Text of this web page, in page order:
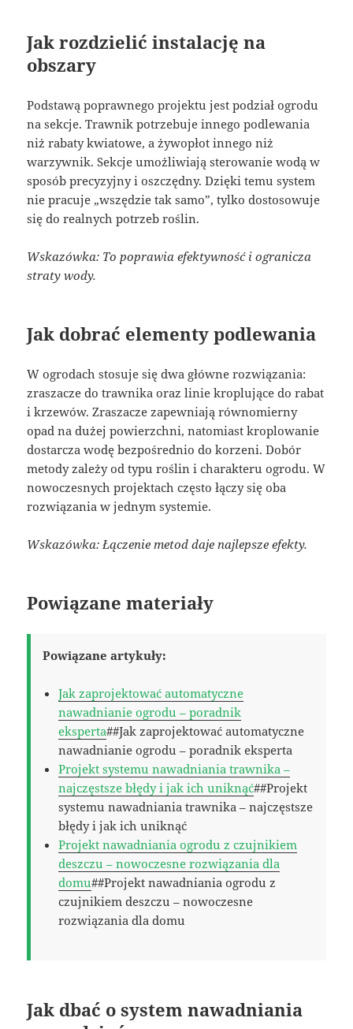
Jak rozdzielić instalację na
obszary
Podstawą poprawnego projektu jest podział ogrodu
na sekcje. Trawnik potrzebuje innego podlewania
niż rabaty kwiatowe, a żywopłot innego niż
warzywnik. Sekcje umożliwiają sterowanie wodą w
sposób precyzyjny i oszczędny. Dzięki temu system
nie pracuje „wszędzie tak samo”, tylko dostosowuje
się do realnych potrzeb roślin.
Wskazówka: To poprawia efektywność i ogranicza
straty wody.
Jak dobrać elementy podlewania
W ogrodach stosuje się dwa główne rozwiązania:
zraszacze do trawnika oraz linie kroplujące do rabat
i krzewów. Zraszacze zapewniają równomierny
opad na dużej powierzchni, natomiast kroplowanie
dostarcza wodę bezpośrednio do korzeni. Dobór
metody zależy od typu roślin i charakteru ogrodu. W
nowoczesnych projektach często łączy się oba
rozwiązania w jednym systemie.
Wskazówka: Łączenie metod daje najlepsze efekty.
Powiązane materiały
Powiązane artykuły:
Jak zaprojektować automatyczne
nawadnianie ogrodu – poradnik
eksperta##Jak zaprojektować automatyczne
nawadnianie ogrodu – poradnik eksperta
Projekt systemu nawadniania trawnika –
najczęstsze błędy i jak ich uniknąć##Projekt
systemu nawadniania trawnika – najczęstsze
błędy i jak ich uniknąć
Projekt nawadniania ogrodu z czujnikiem
deszczu – nowoczesne rozwiązania dla
domu##Projekt nawadniania ogrodu z
czujnikiem deszczu – nowoczesne
rozwiązania dla domu
Jak dbać o system nawadniania